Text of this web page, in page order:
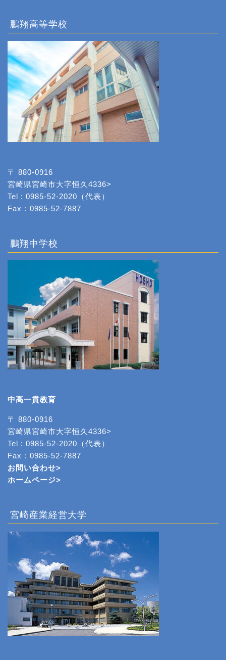
鵬翔高等学校
〒 880-0916
宮崎県宮崎市大字恒久4336>
Tel : 0985-52-2020（代表）
Fax：0985-52-7887
鵬翔中学校
中高一貫教育
〒 880-0916
宮崎県宮崎市大字恒久4336>
Tel : 0985-52-2020（代表）
Fax：0985-52-7887
お問い合わせ>
ホームページ>
宮崎産業経営大学